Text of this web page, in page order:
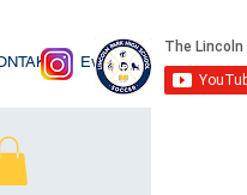
Event List